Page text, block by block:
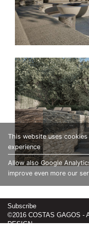
Subscribe
©2016 COSTAS GAGOS -
DESIGN
This website uses
experience
Allow also Google
improve even more our